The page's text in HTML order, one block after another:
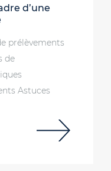
d’une
prélèvements
de
Astuces